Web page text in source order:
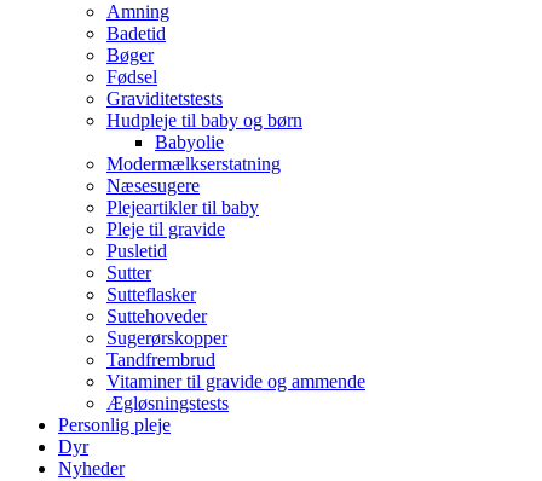
Amning
Badetid
Bøger
Fødsel
Graviditetstests
Hudpleje til baby og børn
Babyolie
Modermælkserstatning
Næsesugere
Plejeartikler til baby
Pleje til gravide
Pusletid
Sutter
Sutteflasker
Suttehoveder
Sugerørskopper
Tandfrembrud
Vitaminer til gravide og ammende
Ægløsningstests
Personlig pleje
Dyr
Nyheder